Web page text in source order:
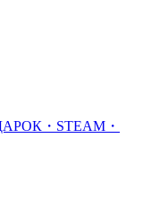
・STEAM・